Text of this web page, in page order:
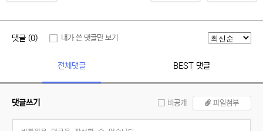
댓글 (0) 내가 쓴 댓글만 보기
전체댓글 BEST 댓글
댓글쓰기 비공개 파일첨부